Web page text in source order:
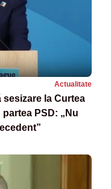
Actualitate
la Curtea
PSD: „Nu